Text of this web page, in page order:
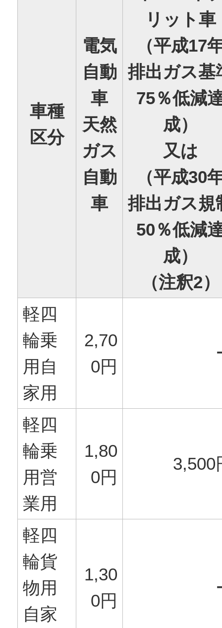
車種
区分
電気
自動
車
天然
ガス
自動
車
リット車
（平成17
排出ガス基
75％低減
成）
又は
（平成30
排出ガス規
50％低減
成）
（注釈2）
軽四
輪乗
用自
家用
2,70
0円
軽四
輪乗
用営
業用
1,80
0円
3,500
軽四
輪貨
物用
自家
1,30
0円